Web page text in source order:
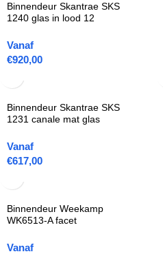
Binnendeur Skantrae SKS
1240 glas in lood 12
Vanaf
€920,00
Binnendeur Skantrae SKS
1231 canale mat glas
Vanaf
€617,00
Binnendeur Weekamp
WK6513-A facet
Vanaf